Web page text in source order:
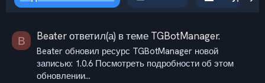
B Beaterответил(а) в теме TGBotManager.
Beater обновил ресурс TGBotManager новой
записью: 1.0.6 Посмотреть подробности об этом
обновлении...